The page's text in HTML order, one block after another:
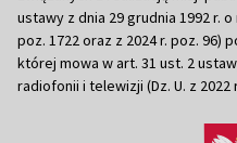
ustawy z dnia 29 grudnia 1992 r.
poz. 1722 oraz z 2024 r. poz.
której mowa w art. 31 ust. 2
radiofonii i telewizji (Dz. U. z 2022